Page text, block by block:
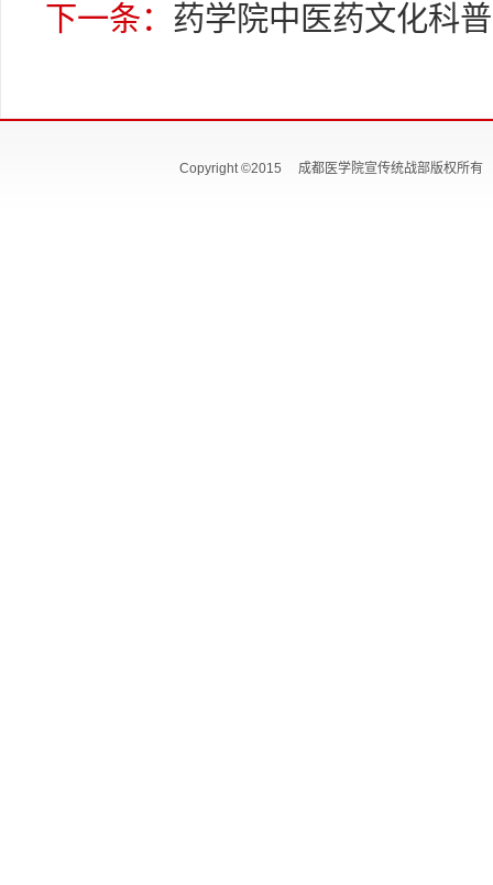
下一条： 药学院中医药文化科
Copyright ©2015 成都医学院宣传统战部版权所有